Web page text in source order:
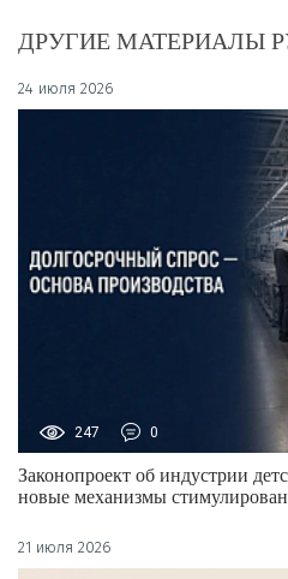
ДРУГИЕ МАТЕРИАЛЫ
24 июля 2026
247 0
Законопроект об индустрии
новые механизмы
21 июля 2026